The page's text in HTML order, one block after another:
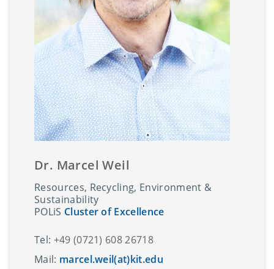
Dr. Marcel Weil
Resources, Recycling, Environment &
Sustainability
POLiS Cluster of Excellence
Tel: +49 (0721) 608 26718
Mail: marcel.weil(at)kit.edu